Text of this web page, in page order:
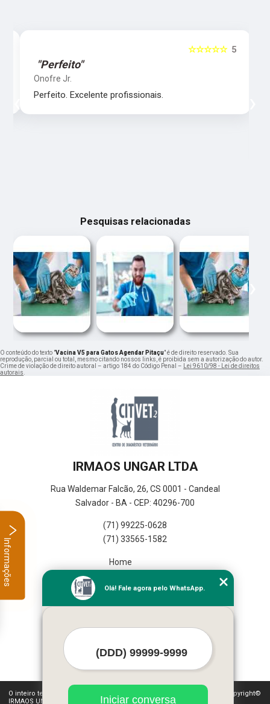
5
☆☆☆☆☆
"Perfeito"
Onofre Jr.
Perfeito. Excelente profissionais.
‹
Pesquisas relacionadas
‹ ›
O conteúdo do texto "Vacina V5 para Gatos Agendar Pitaçu" é de direito reservado. Sua
reprodução, parcial ou total, mesmo citando nossos links, é proibida sem a autorização do autor.
Crime de violação de direito autoral – artigo 184 do Código Penal – Lei 9610/98 - Lei de direitos
autorais.
IRMAOS UNGAR LTDA
Rua Waldemar Falcão, 26, CS 0001 - Candeal
Salvador - BA - CEP: 40296-700
(71) 99225-0628
(71) 33565-1582
Home
Missão
Serviços
O inteiro teor deste site está sujeito à proteção de direitos autorais. Copyright©
IRMAOS UNGAR LTDA (Lei 9610 de 19/02/1998)
Olá! Fale agora pelo WhatsApp.
Iniciar conversa
Informações